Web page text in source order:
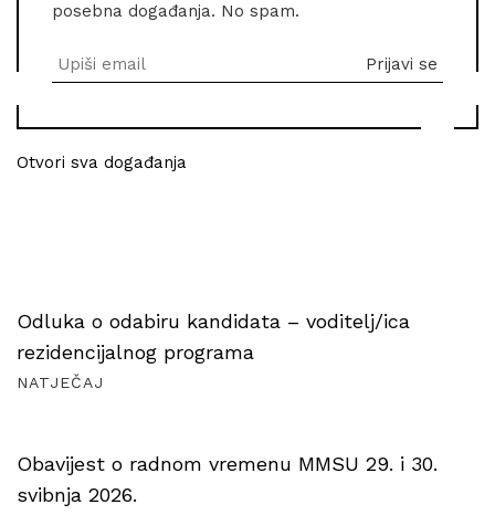
posebna događanja. No spam.
Otvori sva događanja
Odluka o odabiru kandidata – voditelj/ica
rezidencijalnog programa
NATJEČAJ
Obavijest o radnom vremenu MMSU 29. i 30.
svibnja 2026.